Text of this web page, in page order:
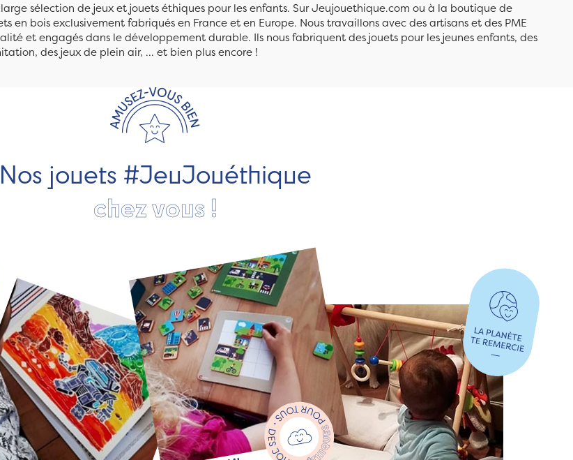
sélection de jeux et jouets éthiques pour les enfants. Sur Jeujouethique.com ou à la boutique de
en bois exclusivement fabriqués en France et en Europe. Nous travaillons avec des artisans et des PME
et engagés dans le développement durable. Ils nous fabriquent des jouets pour les jeunes enfants, des
des jeux de plein air, ... et bien plus encore !
Nos jouets #JeuJouéthique
chez vous !